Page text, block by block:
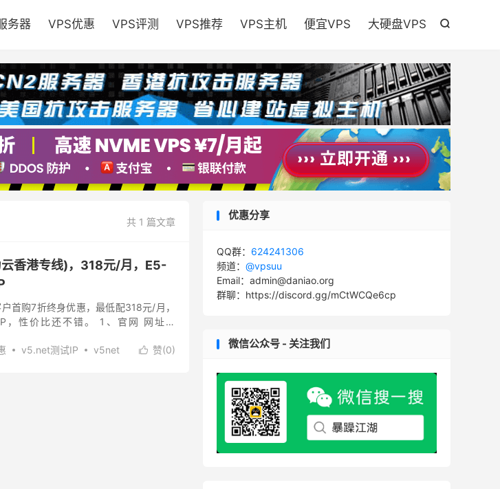

务器 VPS优惠 VPS评测 VPS推荐 VPS主机 便宜VPS 大硬盘VPS
共 1 篇文章
香港专线)，318元/月，E5-
首购7折终身优惠，最低配318元/月，
，性价比还不错。 1、官网 网址：
 赞(0)
v5.net测试IP
v5net
优惠分享
QQ群： 624241306
频道： @vpsuu
Email：admin@daniao.org
群聊：https://discord.gg/mCtWCQe6cp
微信公众号 - 关注我们